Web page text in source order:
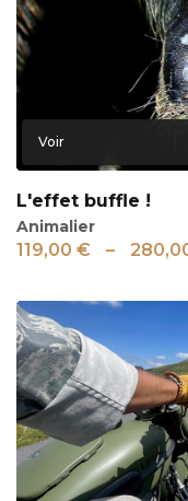
Voir
L'effet buffle !
Animalier
119,00 € –